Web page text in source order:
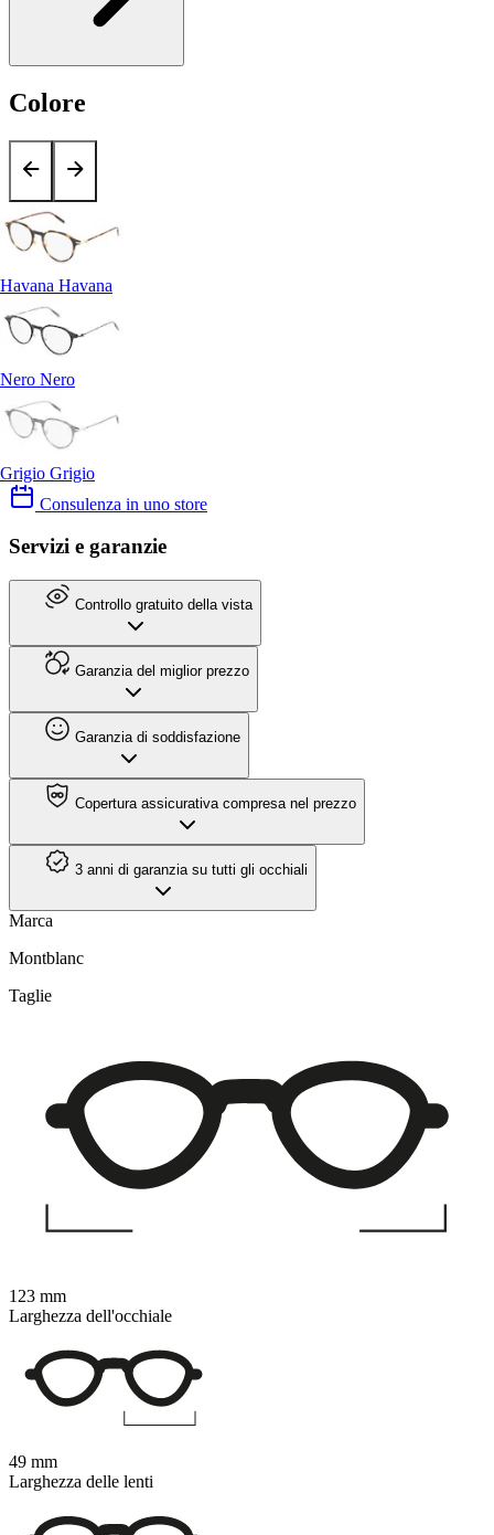
Colore
Havana Havana
Nero Nero
Grigio Grigio
Consulenza in uno store
Servizi e garanzie
Controllo gratuito della vista
Garanzia del miglior prezzo
Garanzia di soddisfazione
Copertura assicurativa compresa nel prezzo
3 anni di garanzia su tutti gli occhiali
Marca
Montblanc
Taglie
123 mm
Larghezza dell'occhiale
49 mm
Larghezza delle lenti